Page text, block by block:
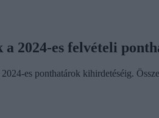
a 2024-es felvételi
es ponthatárok kihirdetéséig.